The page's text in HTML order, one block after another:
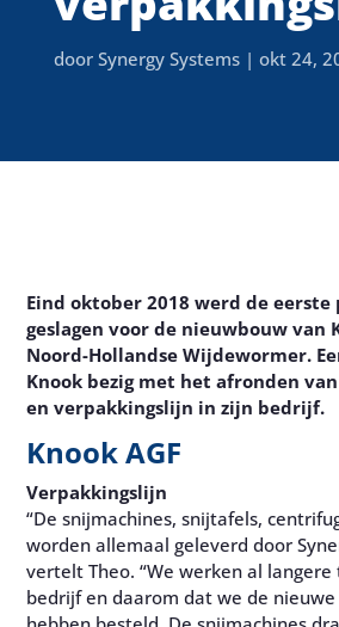
door Synergy Systems| okt 24,
Eind oktober 2018 werd de eerste
geslagen voor de nieuwbouw van
Noord-Hollandse Wijdewormer.
Knook bezig met het afronden
en verpakkingslijn in zijn bedrijf.
Knook AGF
Verpakkingslijn
“De snijmachines, snijtafels,
worden allemaal geleverd door
vertelt Theo. “We werken al
bedrijf en daarom dat we de